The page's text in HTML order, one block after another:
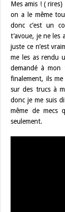
Mes amis ! (
on a le même
donc c’est un
t’avoue, je ne les
juste ce n’est
me les as rendu
demandé à
finalement, ils
sur des trucs à
donc je me suis
même de mecs
seulement.